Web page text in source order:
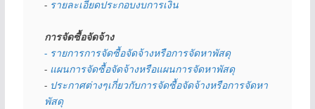
- รายละเอียดประกอบงบการเงิน
การจัดซื้อจัดจ้าง
- รายการการจัดซื้อจัดจ้างหรือการจัดหาพัสดุ
- แผนการจัดซื้อจัดจ้างหรือแผนการจัดหาพัสดุ
- ประกาศต่างๆเกี่ยวกับการจัดซื้อจัดจ้างหรือการจัดหา
พัสดุ